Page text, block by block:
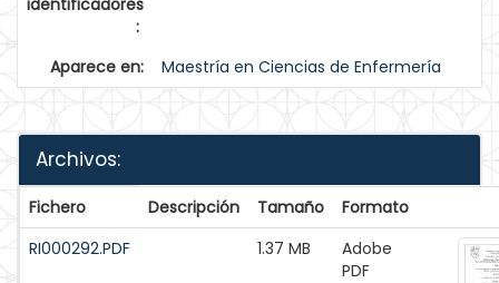
identificadores
:
Aparece en: Maestría en Ciencias de Enfermería
Archivos:
Fichero Descripción Tamaño
Formato
RI000292.PDF
1.37 MB
Adobe
PDF